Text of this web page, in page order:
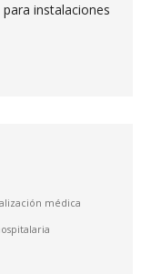
instalaciones
médica